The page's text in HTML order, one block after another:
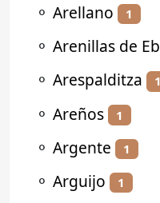
⚬ Arellano 1
⚬ Arenillas de
⚬ Arespalditza 1
⚬ Areños 1
⚬ Argente 1
⚬ Arguijo 1